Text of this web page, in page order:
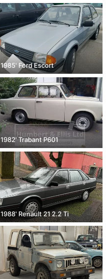
1985' Ford Escort
1982' Trabant P601
1988' Renault 21 2.2 Ti